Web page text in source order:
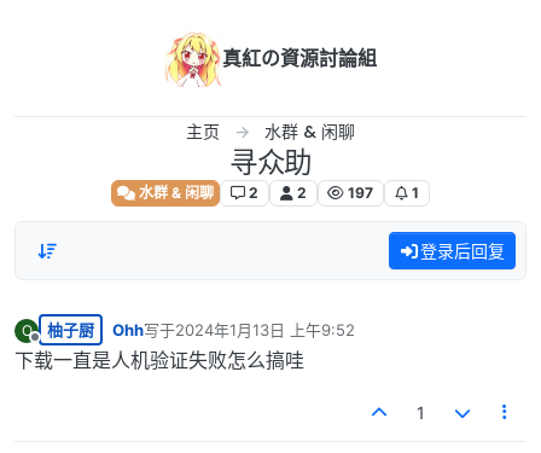
真紅の資源討論組
主页 水群 & 闲聊
寻众助
水群 & 闲聊 2 2 197 1
登录后回复
O
离线
柚子厨 Ohh写于2024年1月13日 上午9:52
最后由 编辑
下载一直是人机验证失败怎么搞哇
1